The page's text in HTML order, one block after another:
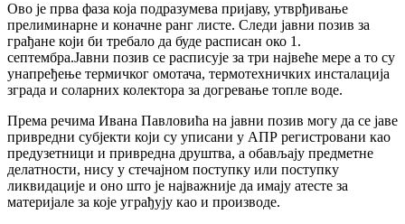
Ово је прва фаза која подразумева пријаву, утврђивање
прелиминарне и коначне ранг листе. Следи јавни позив за
грађане који би требало да буде расписан око 1.
септембра.Јавни позив се расписује за три највеће мере а то су
унапређење термичког омотача, термотехничких инсталација
зграда и соларних колектора за догревање топле воде.
Према речима Ивана Павловића на јавни позив могу да се јаве
привредни субјекти који су уписани у АПР регистровани као
предузетници и привредна друштва, а обављају предметне
делатности, нису у стечајном поступку или поступку
ликвидације и оно што је најважније да имају атесте за
материјале за које уграђују као и производе.